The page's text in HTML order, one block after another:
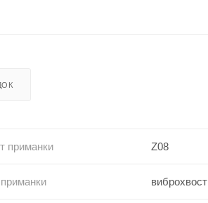
приманки Z08
виброхвост